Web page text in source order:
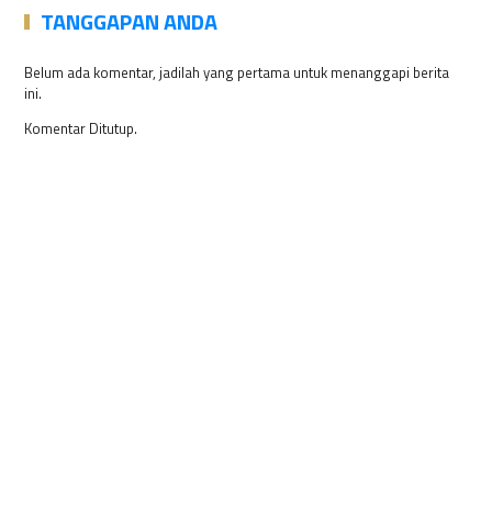
TANGGAPAN ANDA
Belum ada komentar, jadilah yang pertama untuk menanggapi berita
ini.
Komentar Ditutup.